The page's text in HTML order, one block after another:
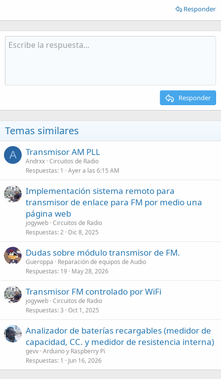
Responder
Responder
Temas similares
A Transmisor AM PLL
Andrxx Circuitos de Radio
Respuestas 1 Ayer a las 6:15 AM
Implementación sistema remoto para
transmisor de enlace para FM por medio una
página web
jogyweb Circuitos de Radio
Respuestas 2 Dic 8, 2025
Dudas sobre módulo transmisor de FM.
Gueroppa
Reparación de equipos de Audio
Respuestas 19 May 28, 2026
Transmisor FM controlado por WiFi
jogyweb Circuitos de Radio
Respuestas 3 Oct 1, 2025
Analizador de baterías recargables (medidor de
capacidad, CC. y medidor de resistencia interna)
gevv Arduino y Raspberry Pi
Respuestas 1 Jun 16, 2026